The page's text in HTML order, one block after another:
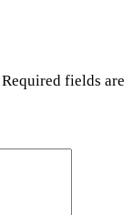
Required fields are